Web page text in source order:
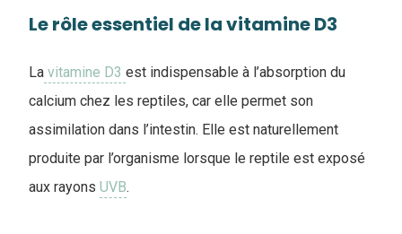
Le rôle essentiel de la vitamine D3
La vitamine D3 est indispensable à l’absorption du
calcium chez les reptiles, car elle permet son
assimilation dans l’intestin. Elle est naturellement
produite par l’organisme lorsque le reptile est exposé
aux rayons UVB.